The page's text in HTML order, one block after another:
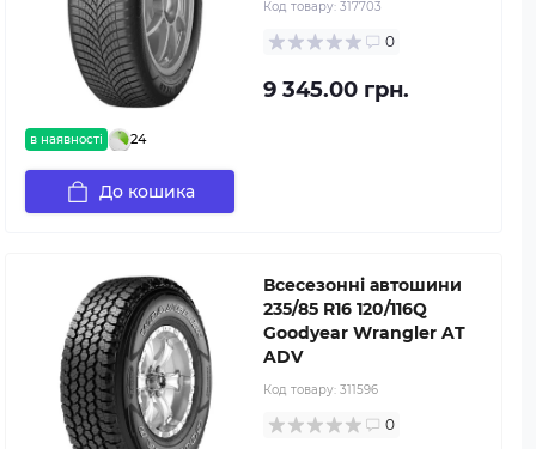
в наявності 24
Код товару: 317703
0
9 345.00 грн.
До кошика
Всесезонні автошини
235/85 R16 120/116Q
Goodyear Wrangler AT
ADV
Код товару: 311596
0